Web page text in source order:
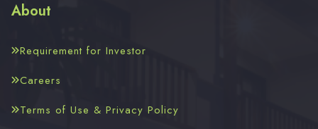
About
Requirement for Investor
Careers
Terms of Use & Privacy Policy